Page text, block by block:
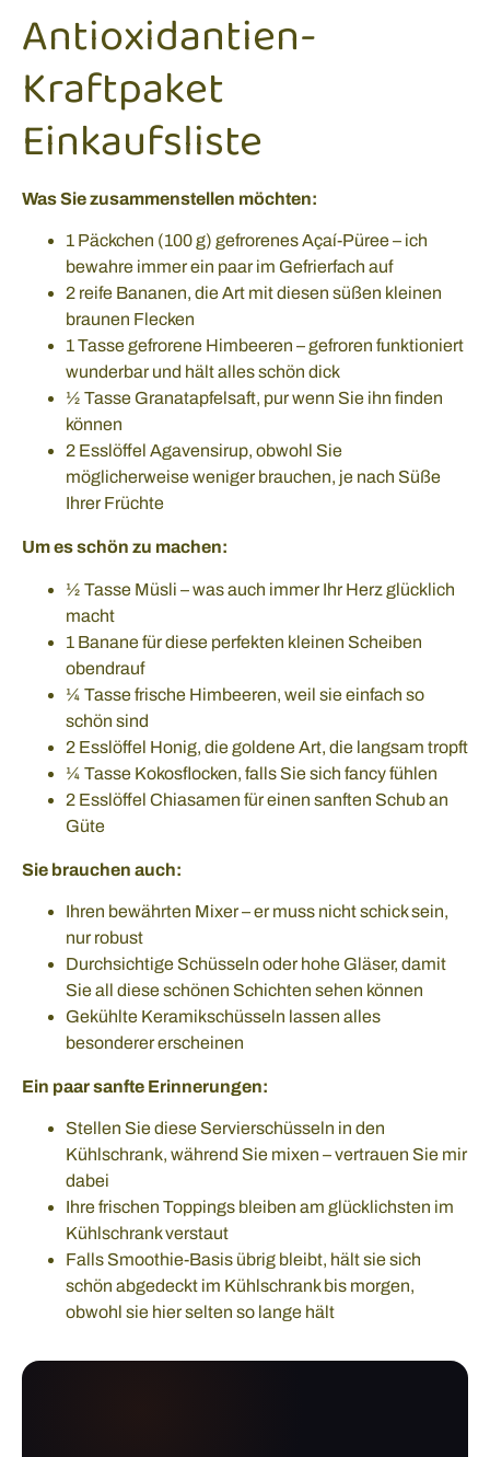
Antioxidantien-
Kraftpaket
Einkaufsliste
Was Sie zusammenstellen möchten:
1 Päckchen (100 g) gefrorenes Açaí-Püree – ich
bewahre immer ein paar im Gefrierfach auf
2 reife Bananen, die Art mit diesen süßen kleinen
braunen Flecken
1 Tasse gefrorene Himbeeren – gefroren funktioniert
wunderbar und hält alles schön dick
½ Tasse Granatapfelsaft, pur wenn Sie ihn finden
können
2 Esslöffel Agavensirup, obwohl Sie
möglicherweise weniger brauchen, je nach Süße
Ihrer Früchte
Um es schön zu machen:
½ Tasse Müsli – was auch immer Ihr Herz glücklich
macht
1 Banane für diese perfekten kleinen Scheiben
obendrauf
¼ Tasse frische Himbeeren, weil sie einfach so
schön sind
2 Esslöffel Honig, die goldene Art, die langsam tropft
¼ Tasse Kokosflocken, falls Sie sich fancy fühlen
2 Esslöffel Chiasamen für einen sanften Schub an
Güte
Sie brauchen auch:
Ihren bewährten Mixer – er muss nicht schick sein,
nur robust
Durchsichtige Schüsseln oder hohe Gläser, damit
Sie all diese schönen Schichten sehen können
Gekühlte Keramikschüsseln lassen alles
besonderer erscheinen
Ein paar sanfte Erinnerungen:
Stellen Sie diese Servierschüsseln in den
Kühlschrank, während Sie mixen – vertrauen Sie mir
dabei
Ihre frischen Toppings bleiben am glücklichsten im
Kühlschrank verstaut
Falls Smoothie-Basis übrig bleibt, hält sie sich
schön abgedeckt im Kühlschrank bis morgen,
obwohl sie hier selten so lange hält